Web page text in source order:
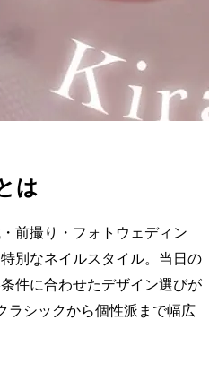
は
前撮り・フォトウェディン
別なネイルスタイル。当日の
件に合わせたデザイン選びが
ラシックから個性派まで幅広